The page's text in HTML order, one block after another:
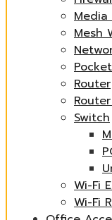
Media
Mesh
Router
Switch
Wi-Fi
Wi-Fi